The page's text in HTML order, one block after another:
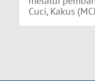
Cuci, Kakus